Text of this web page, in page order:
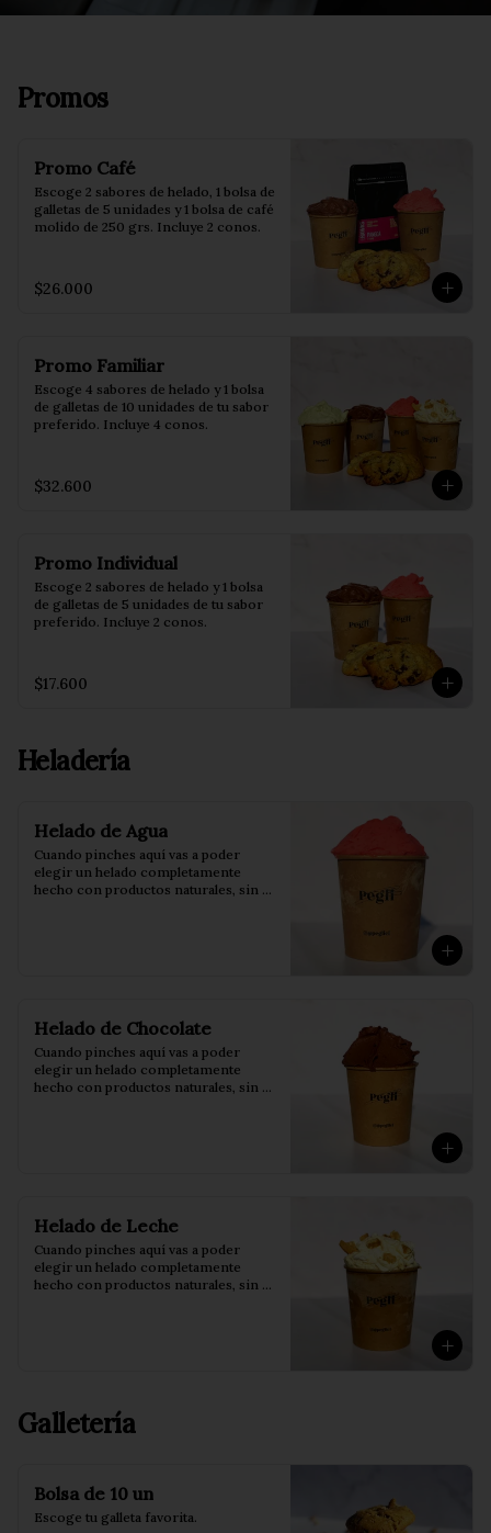
Promos
Promo Café
Escoge 2 sabores de helado, 1 bolsa de
galletas de 5 unidades y 1 bolsa de café
molido de 250 grs. Incluye 2 conos.
$26.000
Promo Familiar
Escoge 4 sabores de helado y 1 bolsa
de galletas de 10 unidades de tu sabor
preferido. Incluye 4 conos.
$32.600
Promo Individual
Escoge 2 sabores de helado y 1 bolsa
de galletas de 5 unidades de tu sabor
preferido. Incluye 2 conos.
$17.600
Heladería
Helado de Agua
Cuando pinches aquí vas a poder
elegir un helado completamente
hecho con productos naturales, sin
Helado de Chocolate
Cuando pinches aquí vas a poder
elegir un helado completamente
hecho con productos naturales, sin
Helado de Leche
Cuando pinches aquí vas a poder
elegir un helado completamente
hecho con productos naturales, sin
Galletería
Bolsa de 10 un
Escoge tu galleta favorita.